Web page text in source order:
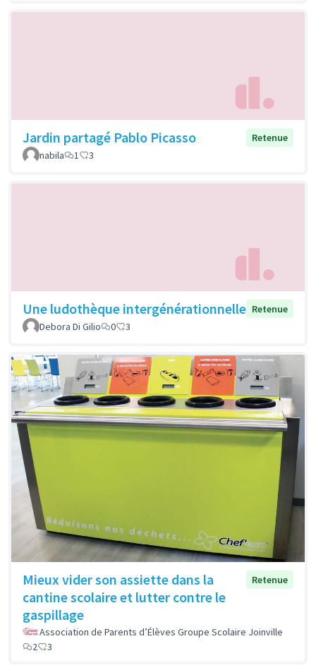
Jardin partagé Pablo Picasso
Retenue
nabila
1 3
Une ludothèque intergénérationnelle Retenue
Debora Di Gilio
0 3
Mieux vider son assiette dans la
cantine scolaire et lutter contre le
gaspillage
Retenue
Association de Parents d’Élèves Groupe Scolaire Joinville
2
3